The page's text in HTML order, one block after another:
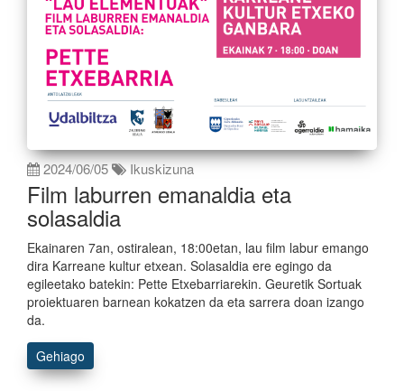
2024/06/05 Ikuskizuna
Film laburren emanaldia eta
solasaldia
Ekainaren 7an, ostiralean, 18:00etan, lau film labur emango
dira Karreane kultur etxean. Solasaldia ere egingo da
egileetako batekin: Pette Etxebarriarekin. Geuretik Sortuak
proiektuaren barnean kokatzen da eta sarrera doan izango
da.
Gehiago